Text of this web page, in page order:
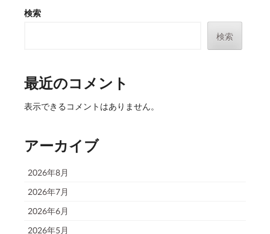
検索
検索
最近のコメント
表示できるコメントはありません。
アーカイブ
2026年8月
2026年7月
2026年6月
2026年5月